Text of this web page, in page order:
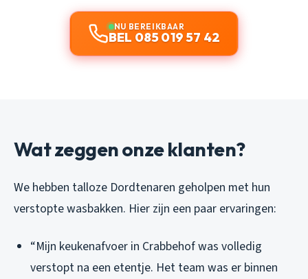
NU BEREIKBAAR
BEL 085 019 57 42
Wat zeggen onze klanten?
We hebben talloze Dordtenaren geholpen met hun
verstopte wasbakken. Hier zijn een paar ervaringen:
“Mijn keukenafvoer in Crabbehof was volledig
verstopt na een etentje. Het team was er binnen